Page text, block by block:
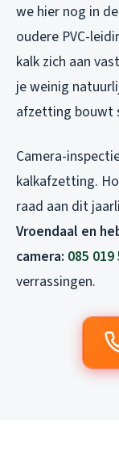
we hier nog in
oudere PVC-
kalk zich aan
je weinig
afzetting bouwt
Camera-
kalkafzetting.
raad aan dit
Vroendaal en
camera: 085 019
verrassingen.